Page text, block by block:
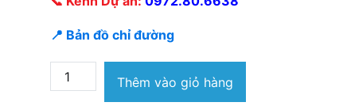
📍 Bản đồ chỉ đường
Quạt
trần
Thêm vào giỏ hàng